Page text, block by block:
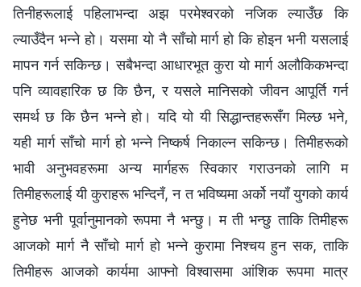
तिनीहरूलाई पहिलाभन्दा अझ परमेश्‍वरको नजिक ल्याउँछ कि
ल्याउँदैन भन्‍ने हो। यसमा यो नै साँचो मार्ग हो कि होइन भनी यसलाई
मापन गर्न सकिन्छ। सबैभन्दा आधारभूत कुरा यो मार्ग अलौकिकभन्दा
पनि व्यावहारिक छ कि छैन, र यसले मानिसको जीवन आपूर्ति गर्न
समर्थ छ कि छैन भन्‍ने हो। यदि यो यी सिद्धान्तहरूसँग मिल्छ भने,
यही मार्ग साँचो मार्ग हो भन्‍ने निष्कर्ष निकाल्न सकिन्छ। तिमीहरूको
भावी अनुभवहरूमा अन्य मार्गहरू स्विकार गराउनको लागि म
तिमीहरूलाई यी कुराहरू भन्दिनँ, न त भविष्यमा अर्को नयाँ युगको कार्य
हुनेछ भनी पूर्वानुमानको रूपमा नै भन्छु। म ती भन्छु ताकि तिमीहरू
आजको मार्ग नै साँचो मार्ग हो भन्‍ने कुरामा निश्चय हुन सक, ताकि
तिमीहरू आजको कार्यमा आफ्नो विश्‍वासमा आंशिक रूपमा मात्र